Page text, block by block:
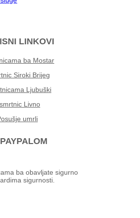
LINKOVI
ba Mostar
Siroki Brijeg
Ljubuški
Livno
umrli
ba obavljate sigurno
sigurnosti.